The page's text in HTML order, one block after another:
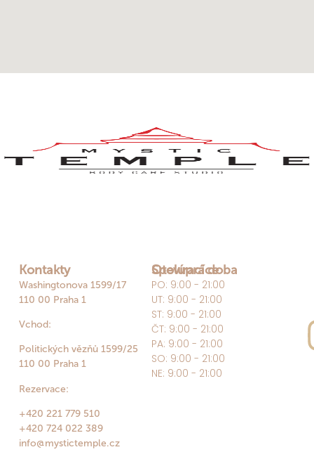
Otevírací doba
PO: 9:00 - 21:00
UT: 9:00 - 21:00
ST: 9:00 - 21:00
ČT: 9:00 - 21:00
PA: 9:00 - 21:00
SO: 9:00 - 21:00
NE: 9:00 - 21:00
Kontakty
Washingtonova 1599/17
110 00 Praha 1
Vchod:
Politických vězňů 1599/25
110 00 Praha 1
Rezervace:
+420 221 779 510
+420 724 022 389
info@mystictemple.cz
Spolupráce